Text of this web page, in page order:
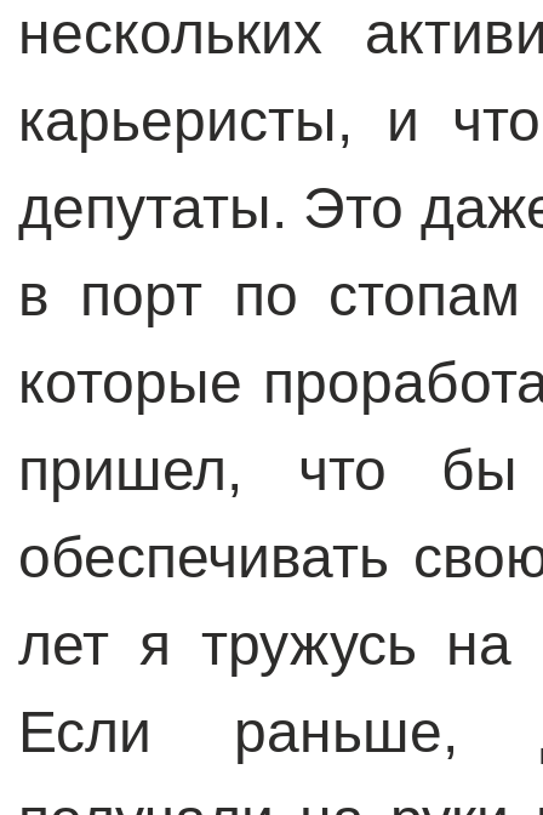
нескольких
карьеристы, и
депутаты. Это
в порт по
которые
пришел, что бы
обеспечивать
лет я тружусь на
Если раньше,